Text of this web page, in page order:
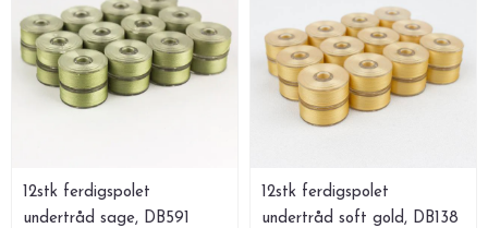
12stk ferdigspolet
undertråd sage, DB591
12stk ferdigspolet
undertråd soft gold, DB138